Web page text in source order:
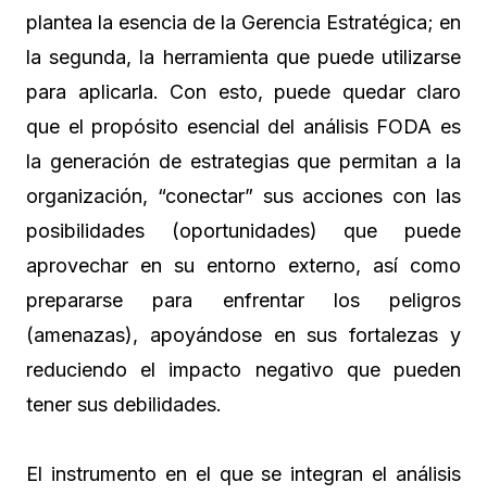
plantea la esencia de la Gerencia Estratégica; en
la segunda, la herramienta que puede utilizarse
para aplicarla. Con esto, puede quedar claro
que el propósito esencial del análisis FODA es
la generación de estrategias que permitan a la
organización, “conectar” sus acciones con las
posibilidades (oportunidades) que puede
aprovechar en su entorno externo, así como
prepararse para enfrentar los peligros
(amenazas), apoyándose en sus fortalezas y
reduciendo el impacto negativo que pueden
tener sus debilidades.
El instrumento en el que se integran el análisis